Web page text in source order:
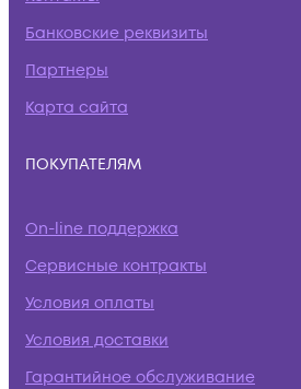
Банковские реквизиты
Партнеры
Карта сайта
ПОКУПАТЕЛЯМ
On-line поддержка
Сервисные контракты
Условия оплаты
Условия доставки
Гарантийное обслуживание